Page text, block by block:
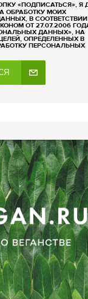
«ПОДПИСАТЬСЯ», Я
ОБРАБОТКУ МОИХ
В СООТВЕТСТВИИ
ОТ 27.07.2006
ДАННЫХ», НА
ОПРЕДЕЛЕННЫХ В
ПЕРСОНАЛЬНЫХ